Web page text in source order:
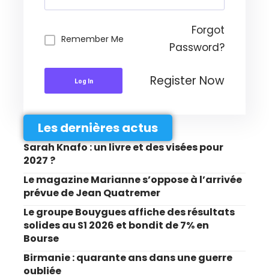
Remember Me
Forgot
Password?
Log In Register Now
Les dernières actus
Sarah Knafo : un livre et des visées pour
2027 ?
Le magazine Marianne s’oppose à l’arrivée
prévue de Jean Quatremer
Le groupe Bouygues affiche des résultats
solides au S1 2026 et bondit de 7% en
Bourse
Birmanie : quarante ans dans une guerre
oubliée